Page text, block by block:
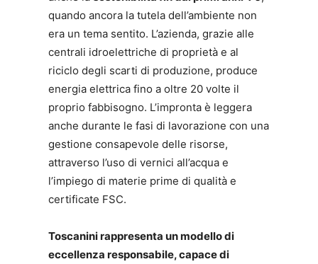
quando ancora la tutela dell’ambiente non
era un tema sentito. L’azienda, grazie alle
centrali idroelettriche di proprietà e al
riciclo degli scarti di produzione, produce
energia elettrica fino a oltre 20 volte il
proprio fabbisogno. L’impronta è leggera
anche durante le fasi di lavorazione con una
gestione consapevole delle risorse,
attraverso l’uso di vernici all’acqua e
l’impiego di materie prime di qualità e
certificate FSC.
Toscanini rappresenta un modello di
eccellenza responsabile, capace di